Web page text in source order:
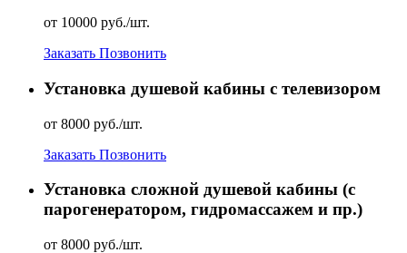
от 10000 руб./шт.
Заказать Позвонить
Установка душевой кабины с телевизором
от 8000 руб./шт.
Заказать Позвонить
Установка сложной душевой кабины (с
парогенератором, гидромассажем и пр.)
от 8000 руб./шт.